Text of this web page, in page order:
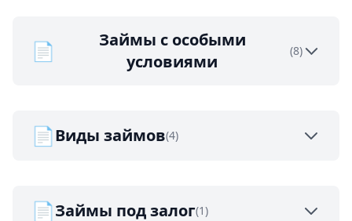
📄
Займы с особыми
условиями
(8)
📄Виды займов(4)
📄Займы под залог(1)